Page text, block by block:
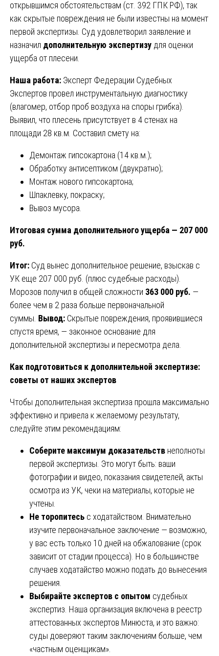
открывшимся обстоятельствам (ст. 392 ГПК РФ), так
как скрытые повреждения не были известны на момент
первой экспертизы. Суд удовлетворил заявление и
назначил дополнительную экспертизу для оценки
ущерба от плесени.
Наша работа: Эксперт Федерации Судебных
Экспертов провел инструментальную диагностику
(влагомер, отбор проб воздуха на споры грибка).
Выявил, что плесень присутствует в 4 стенах на
площади 28 кв.м. Составил смету на:
Демонтаж гипсокартона (14 кв.м.);
Обработку антисептиком (двукратно);
Монтаж нового гипсокартона;
Шпаклевку, покраску;
Вывоз мусора.
Итоговая сумма дополнительного ущерба — 207 000
руб.
Итог: Суд вынес дополнительное решение, взыскав с
УК еще 207 000 руб. (плюс судебные расходы).
Морозов получил в общей сложности 363 000 руб. —
более чем в 2 раза больше первоначальной
суммы. Вывод: Скрытые повреждения, проявившиеся
спустя время, — законное основание для
дополнительной экспертизы и пересмотра дела.
Как подготовиться к дополнительной экспертизе:
советы от наших экспертов
Чтобы дополнительная экспертиза прошла максимально
эффективно и привела к желаемому результату,
следуйте этим рекомендациям:
Соберите максимум доказательств неполноты
первой экспертизы. Это могут быть: ваши
фотографии и видео, показания свидетелей, акты
осмотра из УК, чеки на материалы, которые не
учтены.
Не торопитесь с ходатайством. Внимательно
изучите первоначальное заключение — возможно,
у вас есть только 10 дней на обжалование (срок
зависит от стадии процесса). Но в большинстве
случаев ходатайство можно подать до вынесения
решения.
Выбирайте экспертов с опытом судебных
экспертиз. Наша организация включена в реестр
аттестованных экспертов Минюста, и это важно:
суды доверяют таким заключениям больше, чем
«частным оценщикам».